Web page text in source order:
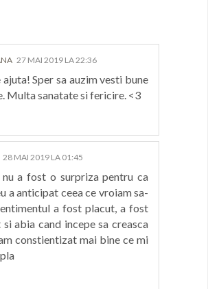
27 MAI 2019 LA 22:36
ajuta! Sper sa auzim vesti bune
Multa sanatate si fericire. <3
28 MAI 2019 LA 01:45
nu a fost o surpriza pentru ca
a anticipat ceea ce vroiam sa-
a fost placut, a fost
abia cand incepe sa creasca
constientizat mai bine ce mi